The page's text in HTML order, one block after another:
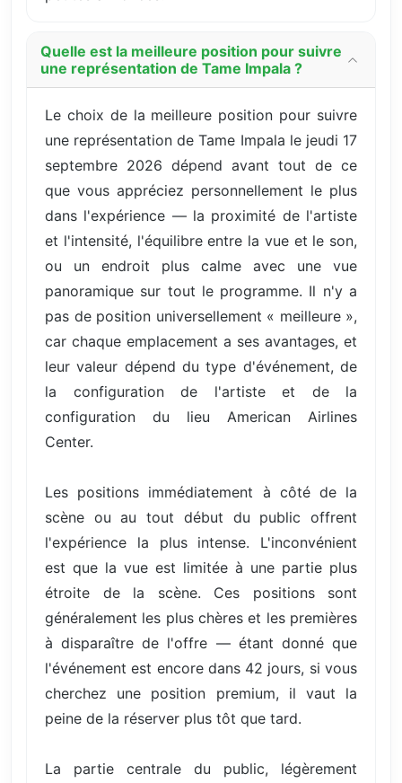
Quelle est la meilleure position pour suivre
une représentation de Tame Impala ?
Le choix de la meilleure position pour suivre
une représentation de Tame Impala le jeudi 17
septembre 2026 dépend avant tout de ce
que vous appréciez personnellement le plus
dans l'expérience — la proximité de l'artiste
et l'intensité, l'équilibre entre la vue et le son,
ou un endroit plus calme avec une vue
panoramique sur tout le programme. Il n'y a
pas de position universellement « meilleure »,
car chaque emplacement a ses avantages, et
leur valeur dépend du type d'événement, de
la configuration de l'artiste et de la
configuration du lieu American Airlines
Center.
Les positions immédiatement à côté de la
scène ou au tout début du public offrent
l'expérience la plus intense. L'inconvénient
est que la vue est limitée à une partie plus
étroite de la scène. Ces positions sont
généralement les plus chères et les premières
à disparaître de l'offre — étant donné que
l'événement est encore dans 42 jours, si vous
cherchez une position premium, il vaut la
peine de la réserver plus tôt que tard.
La partie centrale du public, légèrement